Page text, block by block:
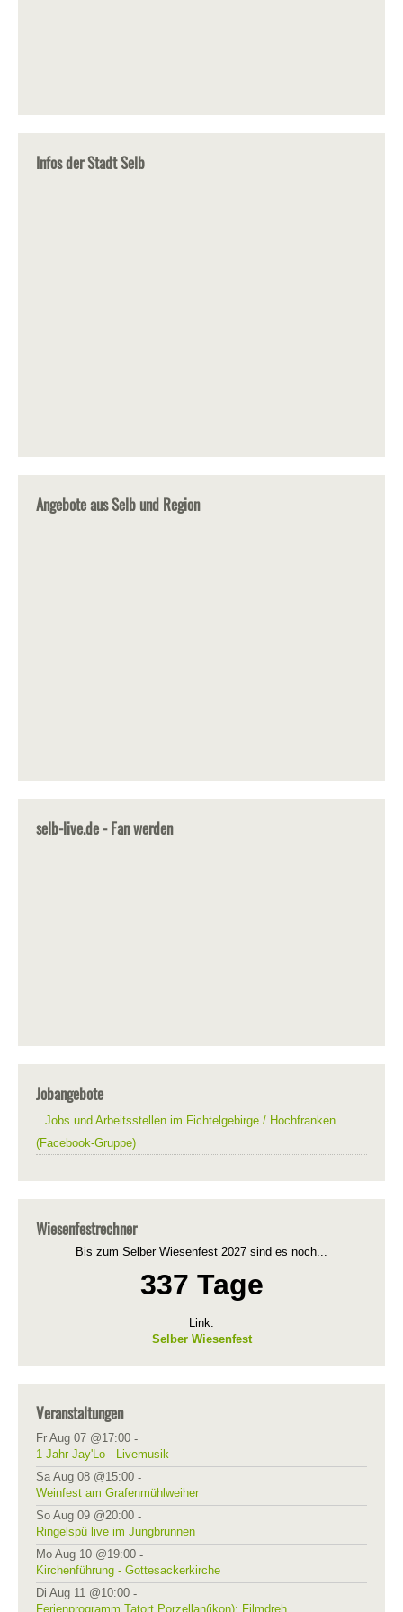
Infos der Stadt Selb
Angebote aus Selb und Region
selb-live.de - Fan werden
Jobangebote
Jobs und Arbeitsstellen im Fichtelgebirge / Hochfranken
(Facebook-Gruppe)
Wiesenfestrechner
Bis zum Selber Wiesenfest 2027 sind es noch...
337 Tage
Link:
Selber Wiesenfest
Veranstaltungen
Fr Aug 07 @17:00 -
1 Jahr Jay'Lo - Livemusik
Sa Aug 08 @15:00 -
Weinfest am Grafenmühlweiher
So Aug 09 @20:00 -
Ringelspü live im Jungbrunnen
Mo Aug 10 @19:00 -
Kirchenführung - Gottesackerkirche
Di Aug 11 @10:00 -
Ferienprogramm Tatort Porzellan(ikon): Filmdreh